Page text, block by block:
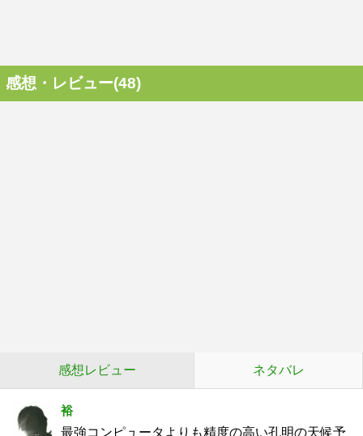
感想・レビュー(48)
感想レビュー ネタバレ
裕
最強コンピュータよりも精度の高い孔明の天候予